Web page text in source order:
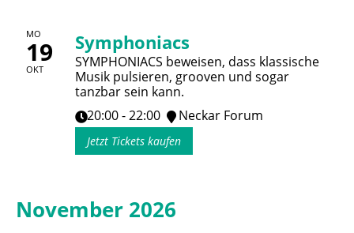
MO
19
OKT
Symphoniacs
SYMPHONIACS beweisen, dass klassische
Musik pulsieren, grooven und sogar
tanzbar sein kann.
20:00 - 22:00
Neckar Forum
Jetzt Tickets kaufen
November 2026